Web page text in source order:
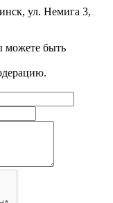
ул. Немига 3,
можете быть